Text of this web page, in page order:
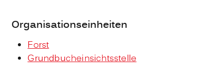
Organisationseinheiten
Forst
Grundbucheinsichtsstelle